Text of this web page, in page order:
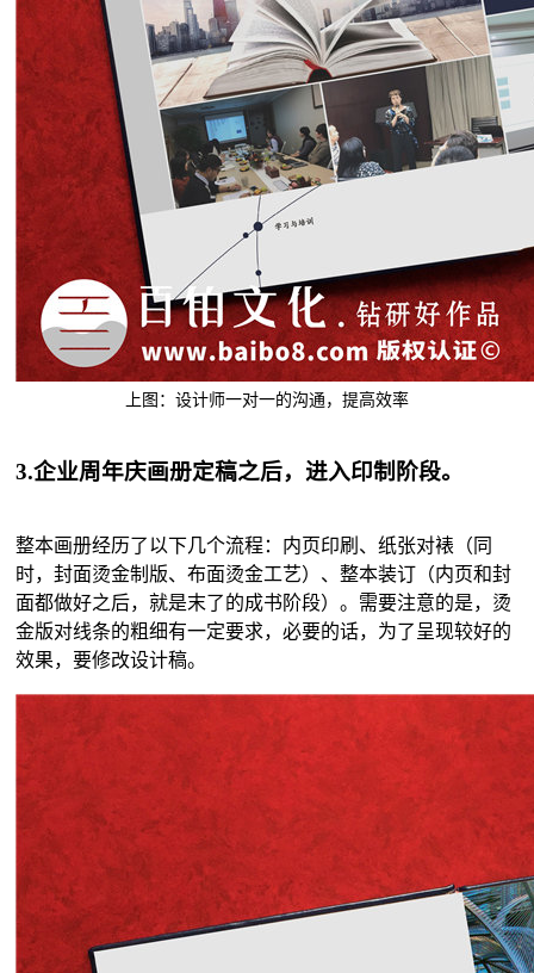
上图：设计师一对一的沟通，提高效率
3.企业周年庆画册定稿之后，进入印制阶段。
整本画册经历了以下几个流程：内页印刷、纸张对裱（同
时，封面烫金制版、布面烫金工艺）、整本装订（内页和封
面都做好之后，就是末了的成书阶段）。需要注意的是，烫
金版对线条的粗细有一定要求，必要的话，为了呈现较好的
效果，要修改设计稿。